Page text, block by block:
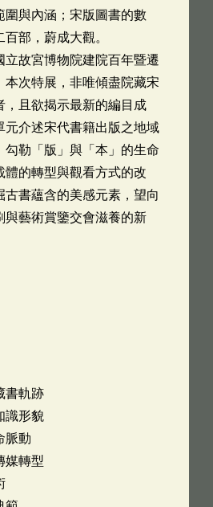
圍與內涵；宋版圖書的數
部，蔚成大觀。
立故宮博物院建院百年暨遷
本次特展，非唯傾盡院藏宋
，且欲揭示最新的編目成
元介述宋代書籍出版之地域
勾勒「版」與「本」的生命
體的轉型與觀看方式的改
古書蘊含的美感元素，望向
與藝術賞鑒交會滋養的新
書軌跡
識形貌
脈動
媒轉型